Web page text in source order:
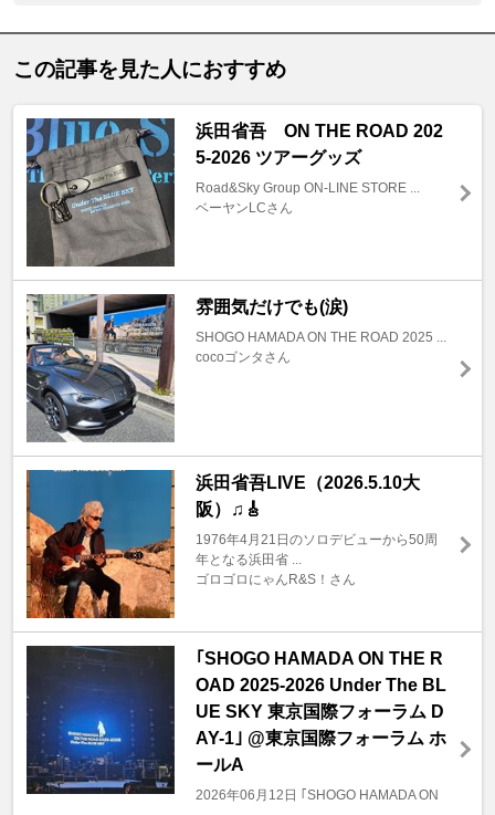
この記事を見た人におすすめ
浜田省吾 ON THE ROAD 202
5-2026 ツアーグッズ
Road&Sky Group ON-LINE STORE ...
ベーヤンLCさん
雰囲気だけでも(涙)
SHOGO HAMADA ON THE ROAD 2025 ...
cocoゴンタさん
浜田省吾LIVE（2026.5.10大
阪）♫🎸
1976年4月21日のソロデビューから50周
年となる浜田省 ...
ゴロゴロにゃんR&S！さん
｢SHOGO HAMADA ON THE R
OAD 2025-2026 Under The BL
UE SKY 東京国際フォーラム D
AY-1｣ @東京国際フォーラム ホ
ールA
2026年06月12日 ｢SHOGO HAMADA ON